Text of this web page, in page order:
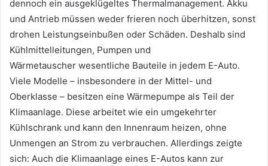
dennoch ein ausgeklügeltes Thermalmanagement. Akku
und Antrieb müssen weder frieren noch überhitzen, sonst
drohen Leistungseinbußen oder Schäden. Deshalb sind
Kühlmittelleitungen, Pumpen und
Wärmetauscher wesentliche Bauteile in jedem E-Auto.
Viele Modelle – insbesondere in der Mittel- und
Oberklasse – besitzen eine Wärmepumpe als Teil der
Klimaanlage. Diese arbeitet wie ein umgekehrter
Kühlschrank und kann den Innenraum heizen, ohne
Unmengen an Strom zu verbrauchen. Allerdings zeigte
sich: Auch die Klimaanlage eines E-Autos kann zur